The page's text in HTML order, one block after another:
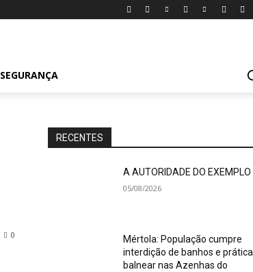
SEGURANÇA
0
RECENTES
A AUTORIDADE DO EXEMPLO
05/08/2026
Mértola: População cumpre
interdição de banhos e prática
balnear nas Azenhas do